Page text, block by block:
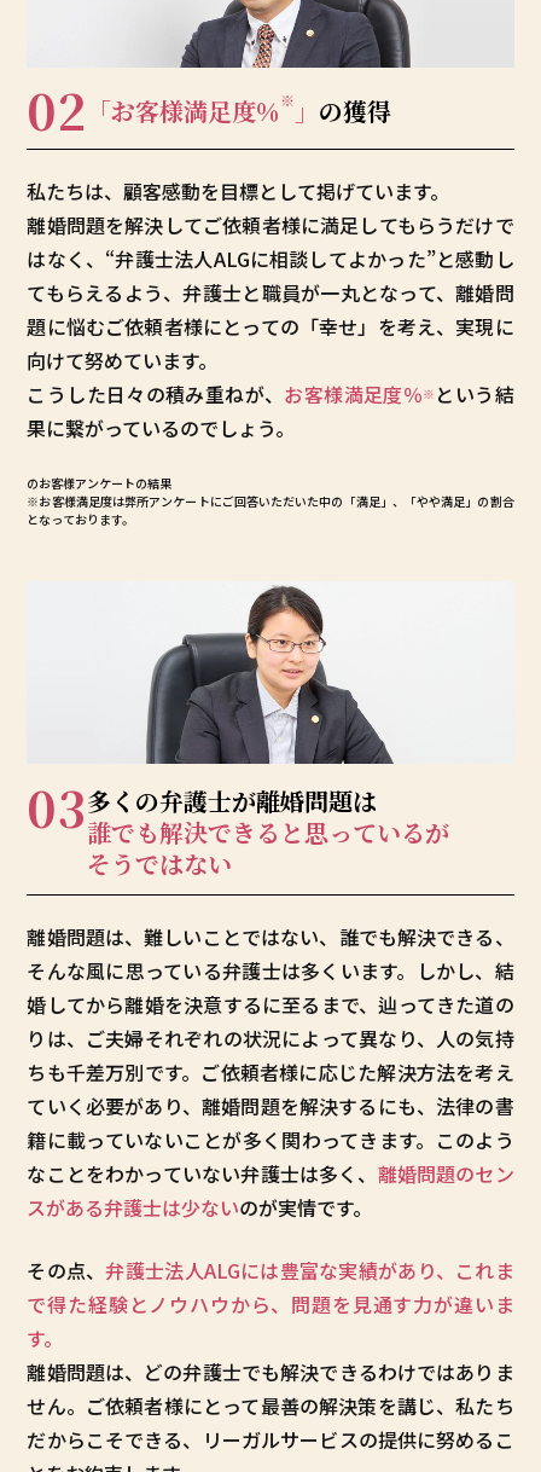
02 「お客様満足度％※ 」 の獲得
私たちは、顧客感動を目標として掲げています。
離婚問題を解決してご依頼者様に満足してもらうだけで
はなく、“弁護士法人ALGに相談してよかった”と感動し
てもらえるよう、弁護士と職員が一丸となって、離婚問
題に悩むご依頼者様にとっての「幸せ」を考え、実現に
向けて努めています。
こうした日々の積み重ねが、 お客様満足度％※ という結
果に繋がっているのでしょう。
のお客様アンケートの結果
※お客様満足度は弊所アンケートにご回答いただいた中の「満足」、「やや満足」の割合
となっております。
03多くの弁護士が離婚問題は
誰でも解決できると思っているが
そうではない
離婚問題は、難しいことではない、誰でも解決できる、
そんな風に思っている弁護士は多くいます。しかし、結
婚してから離婚を決意するに至るまで、辿ってきた道の
りは、ご夫婦それぞれの状況によって異なり、人の気持
ちも千差万別です。ご依頼者様に応じた解決方法を考え
ていく必要があり、離婚問題を解決するにも、法律の書
籍に載っていないことが多く関わってきます。このよう
なことをわかっていない弁護士は多く、 離婚問題のセン
スがある弁護士は少ないのが実情です。
その点、弁護士法人ALGには豊富な実績があり、これま
で得た経験とノウハウから、問題を見通す力が違いま
す。
離婚問題は、どの弁護士でも解決できるわけではありま
せん。ご依頼者様にとって最善の解決策を講じ、私たち
だからこそできる、リーガルサービスの提供に努めるこ